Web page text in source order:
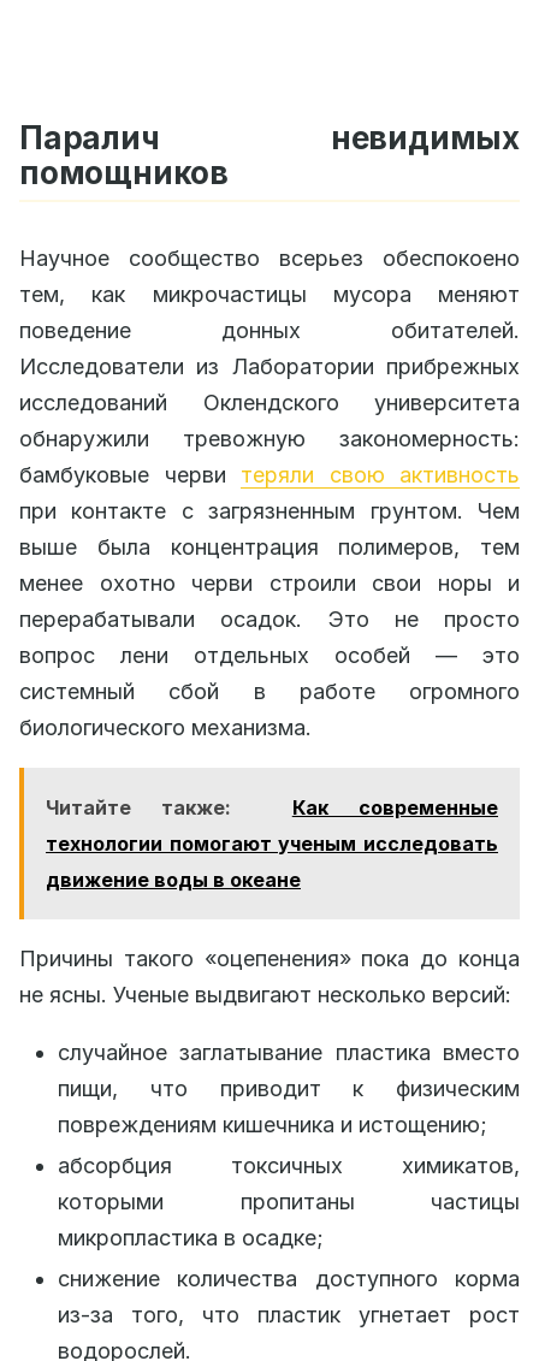
Паралич невидимых
помощников
Научное сообщество всерьез обеспокоено
тем, как микрочастицы мусора меняют
поведение донных обитателей.
Исследователи из Лаборатории прибрежных
исследований Оклендского университета
обнаружили тревожную закономерность:
бамбуковые черви теряли свою активность
при контакте с загрязненным грунтом. Чем
выше была концентрация полимеров, тем
менее охотно черви строили свои норы и
перерабатывали осадок. Это не просто
вопрос лени отдельных особей — это
системный сбой в работе огромного
биологического механизма.
Читайте также:
Как современные
технологии помогают ученым исследовать
движение воды в океане
Причины такого «оцепенения» пока до конца
не ясны. Ученые выдвигают несколько версий:
случайное заглатывание пластика вместо
пищи, что приводит к физическим
повреждениям кишечника и истощению;
абсорбция токсичных химикатов,
которыми пропитаны частицы
микропластика в осадке;
снижение количества доступного корма
из-за того, что пластик угнетает рост
водорослей.